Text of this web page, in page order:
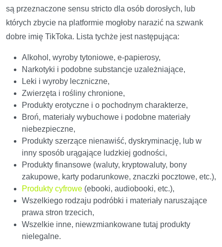
są przeznaczone sensu stricto dla osób dorosłych, lub
których zbycie na platformie mogłoby narazić na szwank
dobre imię TikToka. Lista tychże jest następująca:
Alkohol, wyroby tytoniowe, e-papierosy,
Narkotyki i podobne substancje uzależniające,
Leki i wyroby leczniczne,
Zwierzęta i rośliny chronione,
Produkty erotyczne i o pochodnym charakterze,
Broń, materiały wybuchowe i podobne materiały
niebezpieczne,
Produkty szerzące nienawiść, dyskryminację, lub w
inny sposób urągające ludzkiej godności,
Produkty finansowe (waluty, kryptowaluty, bony
zakupowe, karty podarunkowe, znaczki pocztowe, etc.),
Produkty cyfrowe (ebooki, audiobooki, etc.),
Wszelkiego rodzaju podróbki i materiały naruszające
prawa stron trzecich,
Wszelkie inne, niewzmiankowane tutaj produkty
nielegalne.